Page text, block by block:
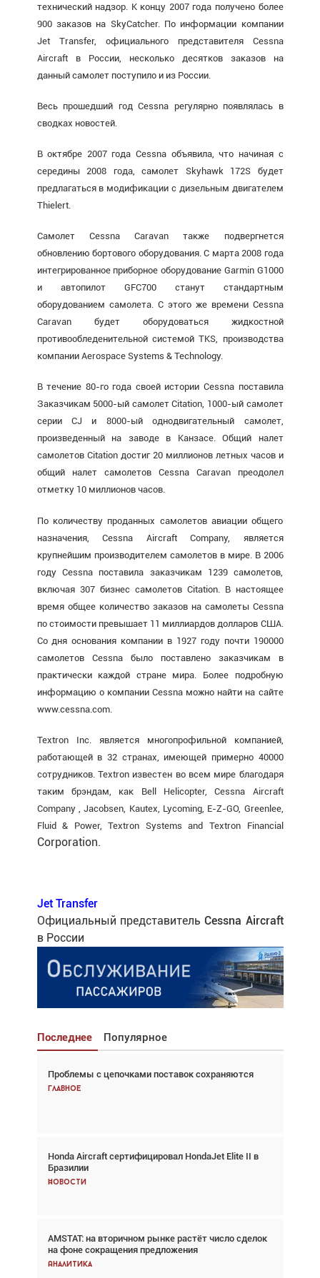
технический надзор. К концу 2007 года получено более
900 заказов на SkyCatcher. По информации компании
Jet Transfer, официального представителя Cessna
Aircraft в России, несколько десятков заказов на
данный самолет поступило и из России.
Весь прошедший год Cessna регулярно появлялась в
сводках новостей.
В октябре 2007 года Cessna объявила, что начиная с
середины 2008 года, самолет Skyhawk 172S будет
предлагаться в модификации с дизельным двигателем
Thielert.
Самолет Cessna Caravan также подвергнется
обновлению бортового оборудования. С марта 2008 года
интегрированное приборное оборудование Garmin G1000
и автопилот GFC700 станут стандартным
оборудованием самолета. С этого же времени Cessna
Caravan будет оборудоваться жидкостной
противообледенительной системой TKS, производства
компании Aerospace Systems & Technology.
В течение 80-го года своей истории Cessna поставила
Заказчикам 5000-ый самолет Citation, 1000-ый самолет
серии CJ и 8000-ый однодвигательный самолет,
произведенный на заводе в Канзасе. Общий налет
самолетов Citation достиг 20 миллионов летных часов и
общий налет самолетов Cessna Caravan преодолел
отметку 10 миллионов часов.
По количеству проданных самолетов авиации общего
назначения, Cessna Aircraft Company, является
крупнейшим производителем самолетов в мире. В 2006
году Cessna поставила заказчикам 1239 самолетов,
включая 307 бизнес самолетов Citation. В настоящее
время общее количество заказов на самолеты Cessna
по стоимости превышает 11 миллиардов долларов США.
Со дня основания компании в 1927 году почти 190000
самолетов Cessna было поставлено заказчикам в
практически каждой стране мира. Более подробную
информацию о компании Cessna можно найти на сайте
www.cessna.com.
Textron Inc. является многопрофильной компанией,
работающей в 32 странах, имеющей примерно 40000
сотрудников. Textron известен во всем мире благодаря
таким брэндам, как Bell Helicopter, Cessna Aircraft
Company , Jacobsen, Kautex, Lycoming, E-Z-GO, Greenlee,
Fluid & Power, Textron Systems and Textron Financial
Corporation.
Jet Transfer
Официальный представительCessna Aircraft
в России
Последнее Популярное
Проблемы с цепочками поставок сохраняются
Главное
Honda Aircraft сертифицировал HondaJet Elite II в
Бразилии
Новости
AMSTAT: на вторичном рынке растёт число сделок
на фоне сокращения предложения
Аналитика
Взгляд с высоты: тандем вертолётов и БПЛА в
спасательных операциях
Авиационный фотограф Дэйв Кох: «Фотография
говорит сама за себя... а ИИ всё портит»
Новости
Проблемы с цепочками поставок сохраняются
Аналитика